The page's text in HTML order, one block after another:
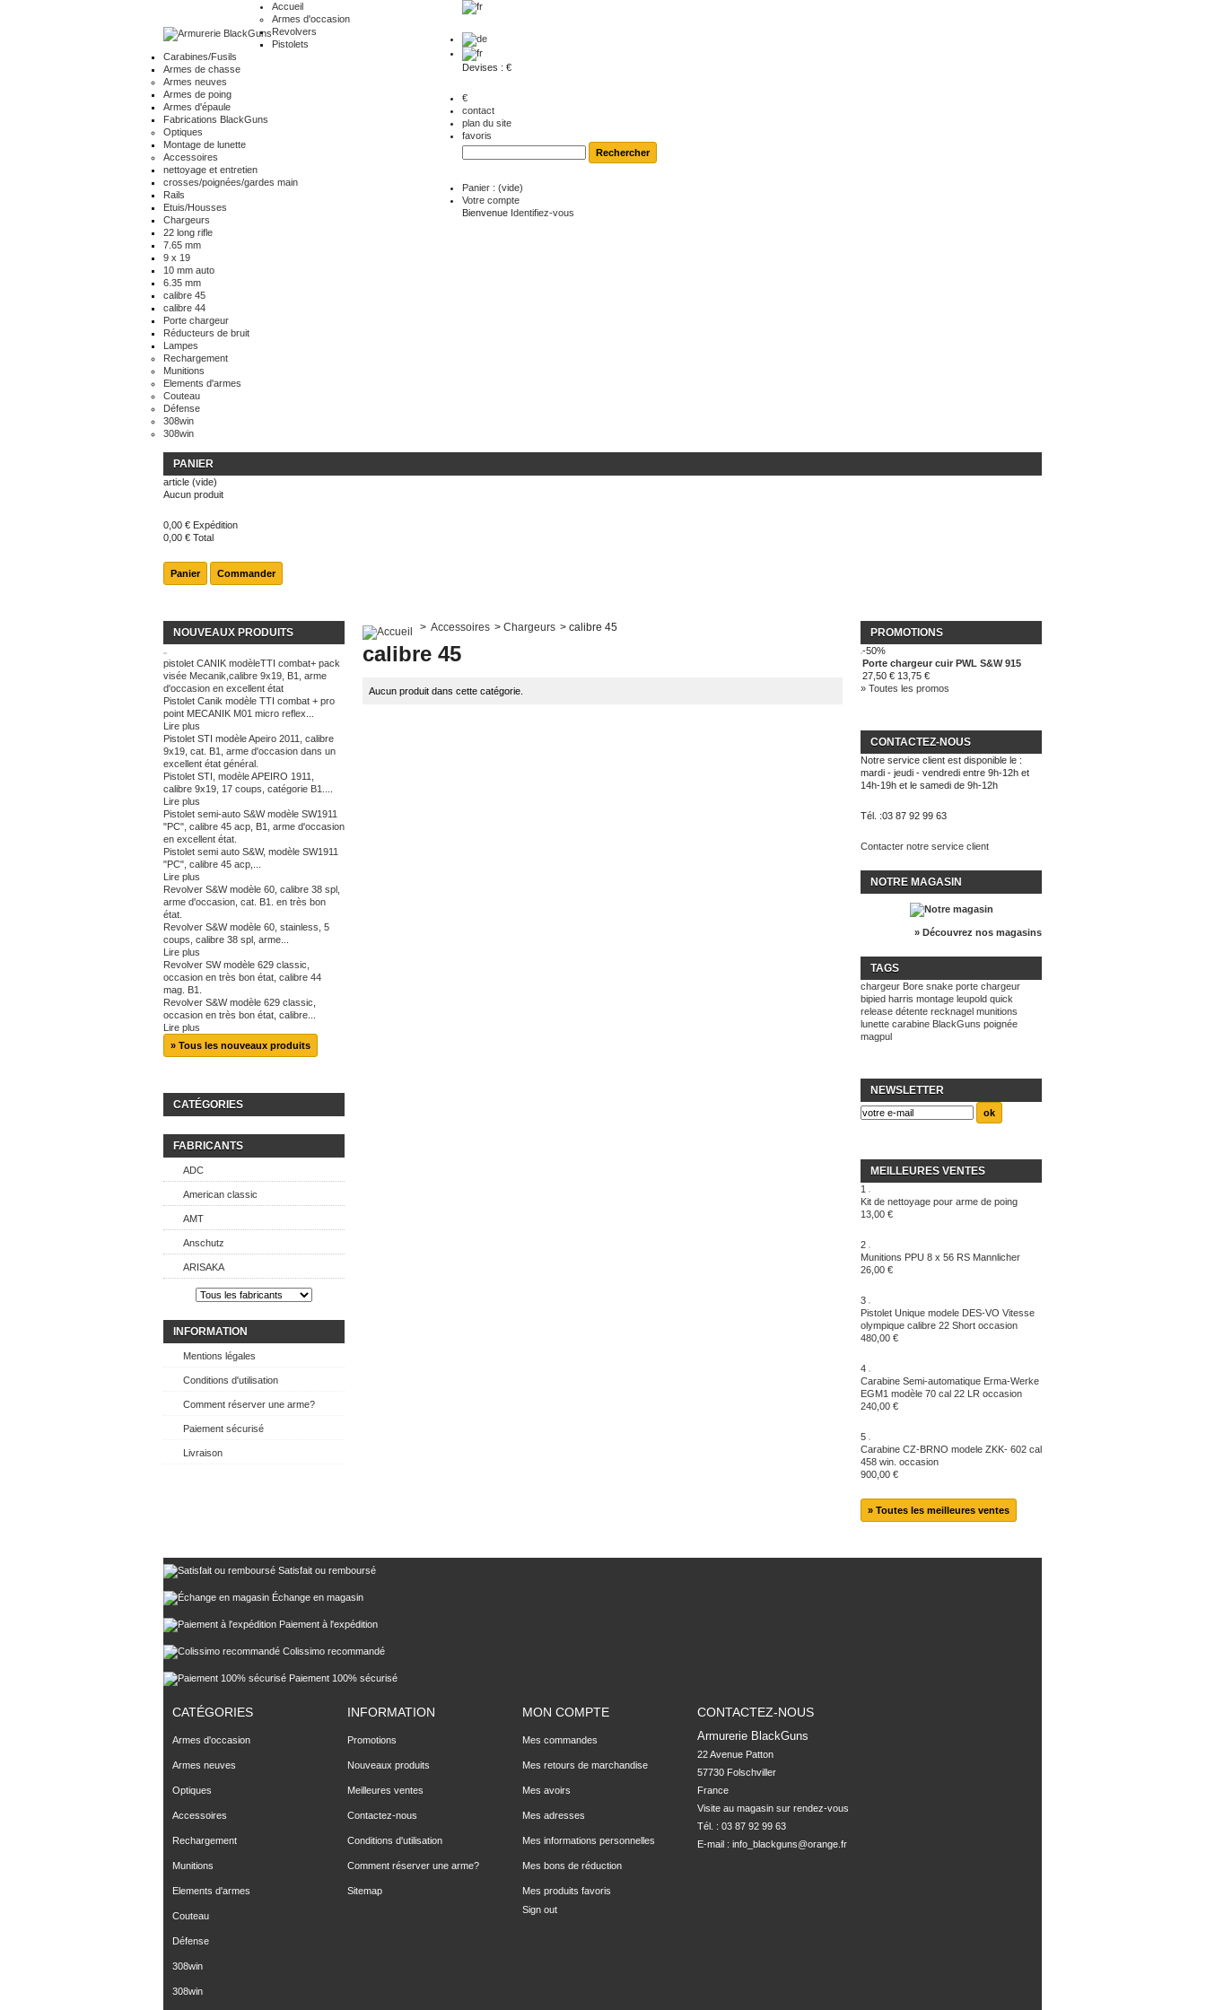
Devises : €
€
contact
plan du site
favoris
Panier : (vide)
Votre compte
Bienvenue Identifiez-vous
Accueil
Armes d'occasion
Revolvers
Pistolets
Carabines/Fusils
Armes de chasse
Armes neuves
Armes de poing
Armes d'épaule
Fabrications BlackGuns
Optiques
Montage de lunette
Accessoires
nettoyage et entretien
crosses/poignées/gardes main
Rails
Etuis/Housses
Chargeurs
22 long rifle
7.65 mm
9 x 19
10 mm auto
6.35 mm
calibre 45
calibre 44
Porte chargeur
Réducteurs de bruit
Lampes
Rechargement
Munitions
Elements d'armes
Couteau
Défense
308win
308win
PANIER
article (vide)
Aucun produit
0,00 € Expédition
0,00 € Total
Panier Commander
NOUVEAUX PRODUITS
pistolet CANIK modèleTTI combat+ pack
visée Mecanik,calibre 9x19, B1, arme
d'occasion en excellent état
Pistolet Canik modèle TTI combat + pro
point MECANIK M01 micro reflex...
Lire plus
Pistolet STI modèle Apeiro 2011, calibre
9x19, cat. B1, arme d'occasion dans un
excellent état général.
Pistolet STI, modèle APEIRO 1911,
calibre 9x19, 17 coups, catégorie B1....
Lire plus
Pistolet semi-auto S&W modèle SW1911
"PC", calibre 45 acp, B1, arme d'occasion
en excellent état.
Pistolet semi auto S&W, modèle SW1911
"PC", calibre 45 acp,...
Lire plus
Revolver S&W modèle 60, calibre 38 spl,
arme d'occasion, cat. B1. en très bon
état.
Revolver S&W modèle 60, stainless, 5
coups, calibre 38 spl, arme...
Lire plus
Revolver SW modèle 629 classic,
occasion en très bon état, calibre 44
mag. B1.
Revolver S&W modèle 629 classic,
occasion en très bon état, calibre...
Lire plus
» Tous les nouveaux produits
CATÉGORIES
FABRICANTS
ADC
American classic
AMT
Anschutz
ARISAKA
INFORMATION
Mentions légales
Conditions d'utilisation
Comment réserver une arme?
Paiement sécurisé
Livraison
> Accessoires > Chargeurs > calibre 45
calibre 45
Aucun produit dans cette catégorie.
PROMOTIONS
-50%
Porte chargeur cuir PWL S&W 915
27,50 € 13,75 €
» Toutes les promos
CONTACTEZ-NOUS
Notre service client est disponible le :
mardi - jeudi - vendredi entre 9h-12h et
14h-19h et le samedi de 9h-12h
Tél. :03 87 92 99 63
Contacter notre service client
NOTRE MAGASIN
» Découvrez nos magasins
TAGS
chargeur Bore snake porte chargeur
bipied harris montage leupold quick
release détente recknagel munitions
lunette carabine BlackGuns poignée
magpul
NEWSLETTER
MEILLEURES VENTES
1
Kit de nettoyage pour arme de poing
13,00 €
2
Munitions PPU 8 x 56 RS Mannlicher
26,00 €
3
Pistolet Unique modele DES-VO Vitesse
olympique calibre 22 Short occasion
480,00 €
4
Carabine Semi-automatique Erma-Werke
EGM1 modèle 70 cal 22 LR occasion
240,00 €
5
Carabine CZ-BRNO modele ZKK- 602 cal
458 win. occasion
900,00 €
» Toutes les meilleures ventes
Satisfait ou remboursé
Échange en magasin
Paiement à l'expédition
Colissimo recommandé
Paiement 100% sécurisé
CATÉGORIES
Armes d'occasion
Armes neuves
Optiques
Accessoires
Rechargement
Munitions
Elements d'armes
Couteau
Défense
308win
308win
INFORMATION
Promotions
Nouveaux produits
Meilleures ventes
Contactez-nous
Conditions d'utilisation
Comment réserver une arme?
Sitemap
MON COMPTE
Mes commandes
Mes retours de marchandise
Mes avoirs
Mes adresses
Mes informations personnelles
Mes bons de réduction
Mes produits favoris
Sign out
CONTACTEZ-NOUS
Armurerie BlackGuns
22 Avenue Patton
57730 Folschviller
France
Visite au magasin sur rendez-vous
Tél. : 03 87 92 99 63
E-mail : info_blackguns@orange.fr